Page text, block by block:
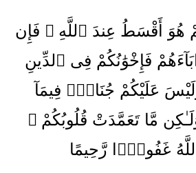
هُوَ أَقْسَطُ عِندَ ٱللَّهِ ۚ فَإِن
فَإِخْوَٰنُكُمْ فِى ٱلدِّينِ
عَلَيْكُمْ جُنَاحٌۭ فِيمَآ
مَّا تَعَمَّدَتْ قُلُوبُكُمْ
غَفُورًۭا رَّحِيمًا